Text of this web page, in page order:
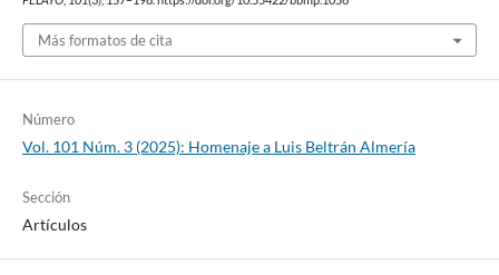
Más formatos de cita
Número
Vol. 101 Núm. 3 (2025): Homenaje a Luis Beltrán Almería
Sección
Artículos